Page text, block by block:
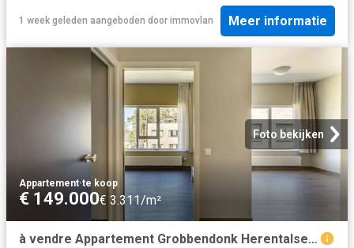
1 week geleden aangeboden door immovlan Meer informatie
Foto bekijken
Appartement·te koop
€ 149.000€ 3.311/m²
à vendre Appartement Grobbendonk Herentalse steenweg